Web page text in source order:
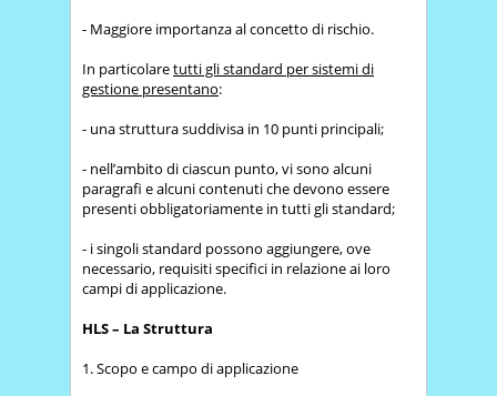
- Maggiore importanza al concetto di rischio.
In particolaretutti gli standard per sistemi di
gestione presentano:
- una struttura suddivisa in 10 punti principali;
- nell’ambito di ciascun punto, vi sono alcuni
paragrafi e alcuni contenuti che devono essere
presenti obbligatoriamente in tutti gli standard;
- i singoli standard possono aggiungere, ove
necessario, requisiti specifici in relazione ai loro
campi di applicazione.
HLS – La Struttura
1. Scopo e campo di applicazione